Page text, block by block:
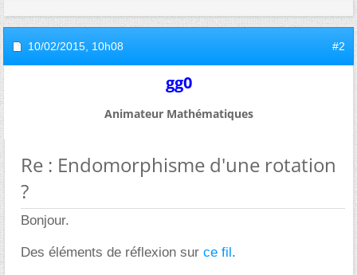
10/02/2015, 10h08 #2
gg0
Animateur Mathématiques
Re : Endomorphisme d'une rotation
?
Bonjour.
Des éléments de réflexion sur ce fil.